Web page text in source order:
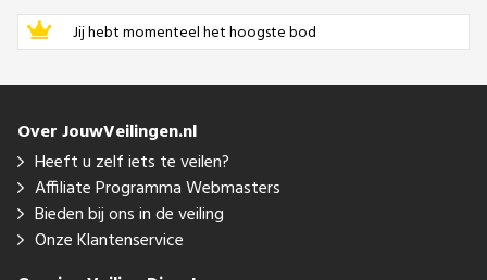
Jij hebt momenteel het hoogste bod
Over JouwVeilingen.nl
Heeft u zelf iets te veilen?
Affiliate Programma Webmasters
Bieden bij ons in de veiling
Onze Klantenservice